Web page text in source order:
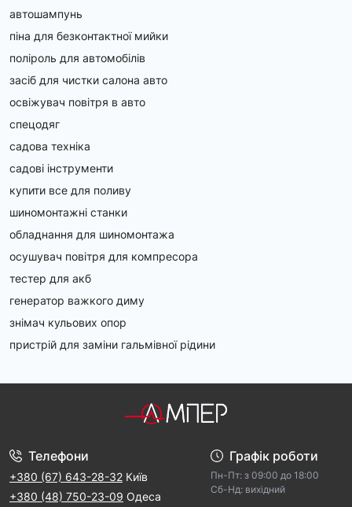
автошампунь
піна для безконтактної мийки
поліроль для автомобілів
засіб для чистки салона авто
освіжувач повітря в авто
спецодяг
садова техніка
садові інструменти
купити все для поливу
шиномонтажні станки
обладнання для шиномонтажа
осушувач повітря для компресора
тестер для акб
генератор важкого диму
знімач кульових опор
пристрій для заміни гальмівної рідини
Телефони
+380 (67) 643-28-32 Київ
+380 (48) 750-23-09 Одеса
Графік роботи
Пн-Пт: з 09:00 дo 18:00
Cб-Hд: виxідний